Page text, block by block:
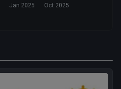
Jan 2025 Oct 2025